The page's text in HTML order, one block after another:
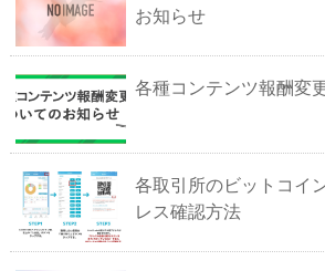
お知らせ
各種コンテンツ報酬変
各取引所のビットコイ
レス確認方法